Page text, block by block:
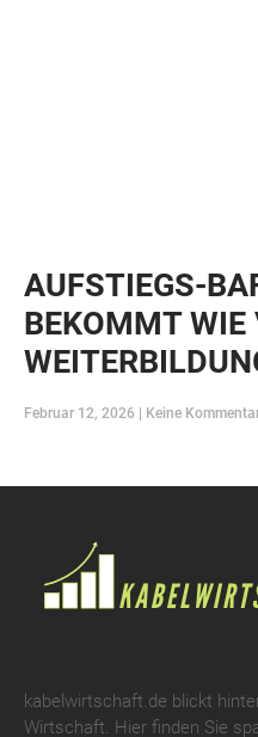
AUFSTIEGS-
BEKOMMT WIE
Februar 12, 2026 Keine
kabelwirtschaft.de blickt
Wirtschaft. Hier finden Sie